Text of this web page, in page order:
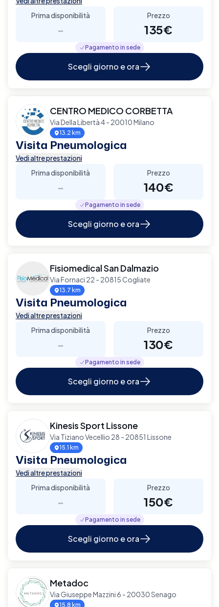
Prima disponibilità
-
Prezzo
135€
Pagamento in sede
Scegli giorno e ora
CENTRO MEDICO CORBETTA
Via Della Libertà 4 - 20010 Milano
13.2 km
Visita Pneumologica
Vedi altre prestazioni
Prima disponibilità
-
Prezzo
140€
Pagamento in sede
Scegli giorno e ora
Fisiomedical San Dalmazio
Via Fornaci 22 - 20815 Cogliate
13.7 km
Visita Pneumologica
Vedi altre prestazioni
Prima disponibilità
-
Prezzo
130€
Pagamento in sede
Scegli giorno e ora
Kinesis Sport Lissone
Via Tiziano Vecellio 28 - 20851 Lissone
15.1 km
Visita Pneumologica
Vedi altre prestazioni
Prima disponibilità
-
Prezzo
150€
Pagamento in sede
Scegli giorno e ora
Metadoc
Via Giuseppe Mazzini 6 - 20030 Senago
15.8 km